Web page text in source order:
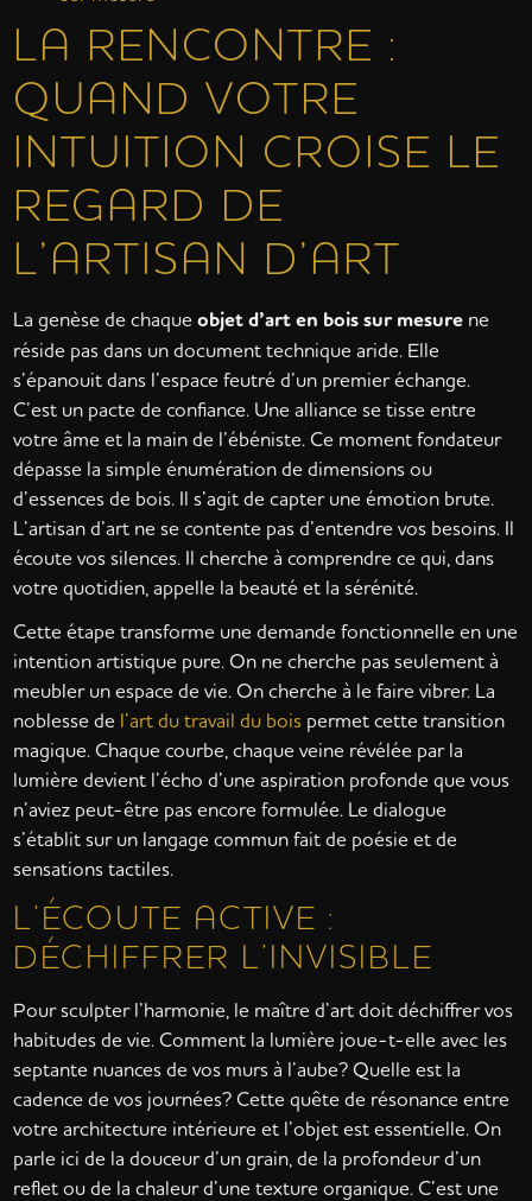
LA RENCONTRE :
QUAND VOTRE
INTUITION CROISE LE
REGARD DE
L’ARTISAN D’ART
La genèse de chaqueobjet d’art en bois sur mesure ne
réside pas dans un document technique aride. Elle
s’épanouit dans l’espace feutré d’un premier échange.
C’est un pacte de confiance. Une alliance se tisse entre
votre âme et la main de l’ébéniste. Ce moment fondateur
dépasse la simple énumération de dimensions ou
d’essences de bois. Il s’agit de capter une émotion brute.
L’artisan d’art ne se contente pas d’entendre vos besoins. Il
écoute vos silences. Il cherche à comprendre ce qui, dans
votre quotidien, appelle la beauté et la sérénité.
Cette étape transforme une demande fonctionnelle en une
intention artistique pure. On ne cherche pas seulement à
meubler un espace de vie. On cherche à le faire vibrer. La
noblesse de l’art du travail du bois permet cette transition
magique. Chaque courbe, chaque veine révélée par la
lumière devient l’écho d’une aspiration profonde que vous
n’aviez peut-être pas encore formulée. Le dialogue
s’établit sur un langage commun fait de poésie et de
sensations tactiles.
L’ÉCOUTE ACTIVE :
DÉCHIFFRER L’INVISIBLE
Pour sculpter l’harmonie, le maître d’art doit déchiffrer vos
habitudes de vie. Comment la lumière joue-t-elle avec les
septante nuances de vos murs à l’aube? Quelle est la
cadence de vos journées? Cette quête de résonance entre
votre architecture intérieure et l’objet est essentielle. On
parle ici de la douceur d’un grain, de la profondeur d’un
reflet ou de la chaleur d’une texture organique. C’est une